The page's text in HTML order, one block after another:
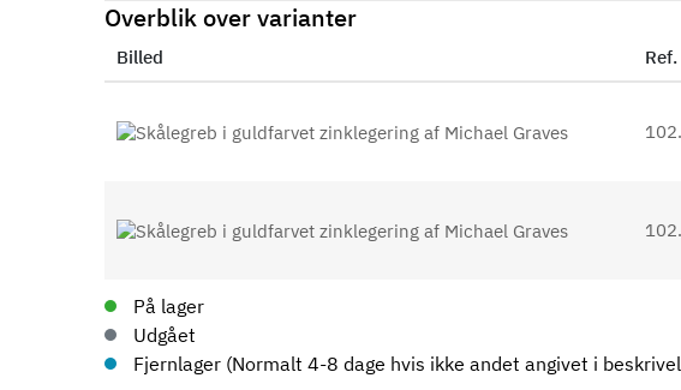
Overblik over varianter
Billed Ref.
På lager
Udgået
Fjernlager (Normalt 4-8 dage hvis ikke andet angivet i